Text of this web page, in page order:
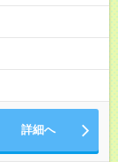
詳細へ